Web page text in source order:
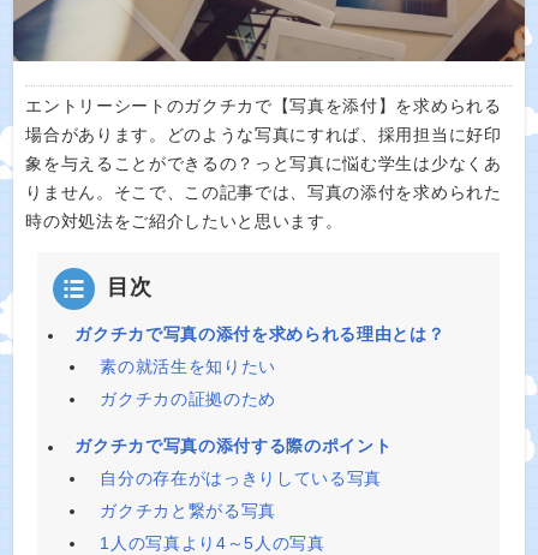
エントリーシートのガクチカで【写真を添付】を求められる
場合があります。どのような写真にすれば、採用担当に好印
象を与えることができるの？っと写真に悩む学生は少なくあ
りません。そこで、この記事では、写真の添付を求められた
時の対処法をご紹介したいと思います。
目次
ガクチカで写真の添付を求められる理由とは？
素の就活生を知りたい
ガクチカの証拠のため
ガクチカで写真の添付する際のポイント
自分の存在がはっきりしている写真
ガクチカと繋がる写真
1人の写真より4～5人の写真